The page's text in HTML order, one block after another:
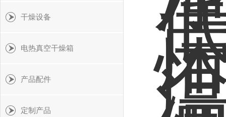
干燥设备
电热真空干燥箱
产品配件
定制产品